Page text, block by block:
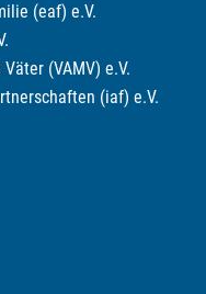
(eaf) e.V.
(VAMV) e.V.
(iaf) e.V.